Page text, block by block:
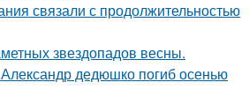
связали с продолжительностью
звездопадов весны.
дедюшко погиб осенью